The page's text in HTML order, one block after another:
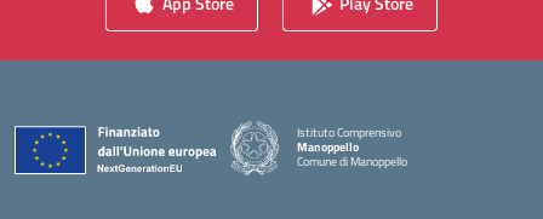
Istituto Comprensivo
Manoppello
Comune di Manoppello